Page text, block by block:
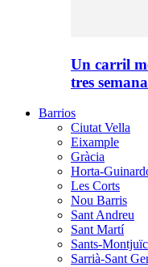
Un carril
tres
Barrios
Ciutat Vella
Eixample
Gràcia
Horta-
Les Corts
Nou Barris
Sant Andreu
Sant Martí
Sants-Montjuïc
Sarrià-Sant